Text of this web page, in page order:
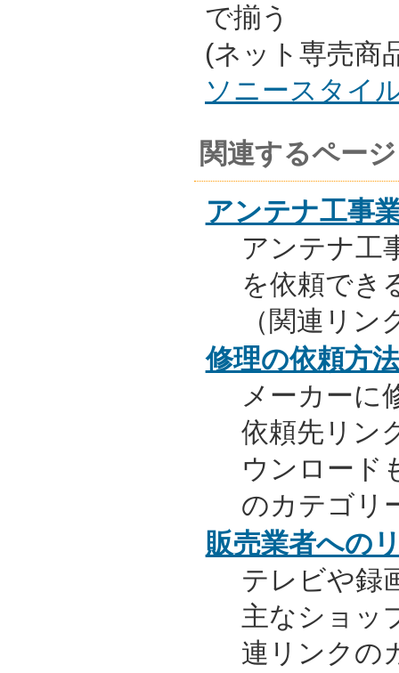
で揃う
(ネット専売商
ソニースタイ
関連するページ
アンテナ工事
アンテナ工
を依頼でき
（関連リ
修理の依頼方法
メーカーに
依頼先リン
ウンロード
のカテゴリ
販売業者への
テレビや録
主なショッ
連リンクの